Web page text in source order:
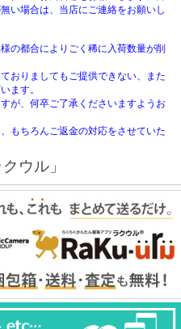
い場合は、当店にご連絡をお願いし
の都合によりごく稀に入荷数量が削
おりましてもご提供できない、また
ます。
が、何卒ご了承くださいますようお
もちろんご返金の対応をさせていた
ウル」